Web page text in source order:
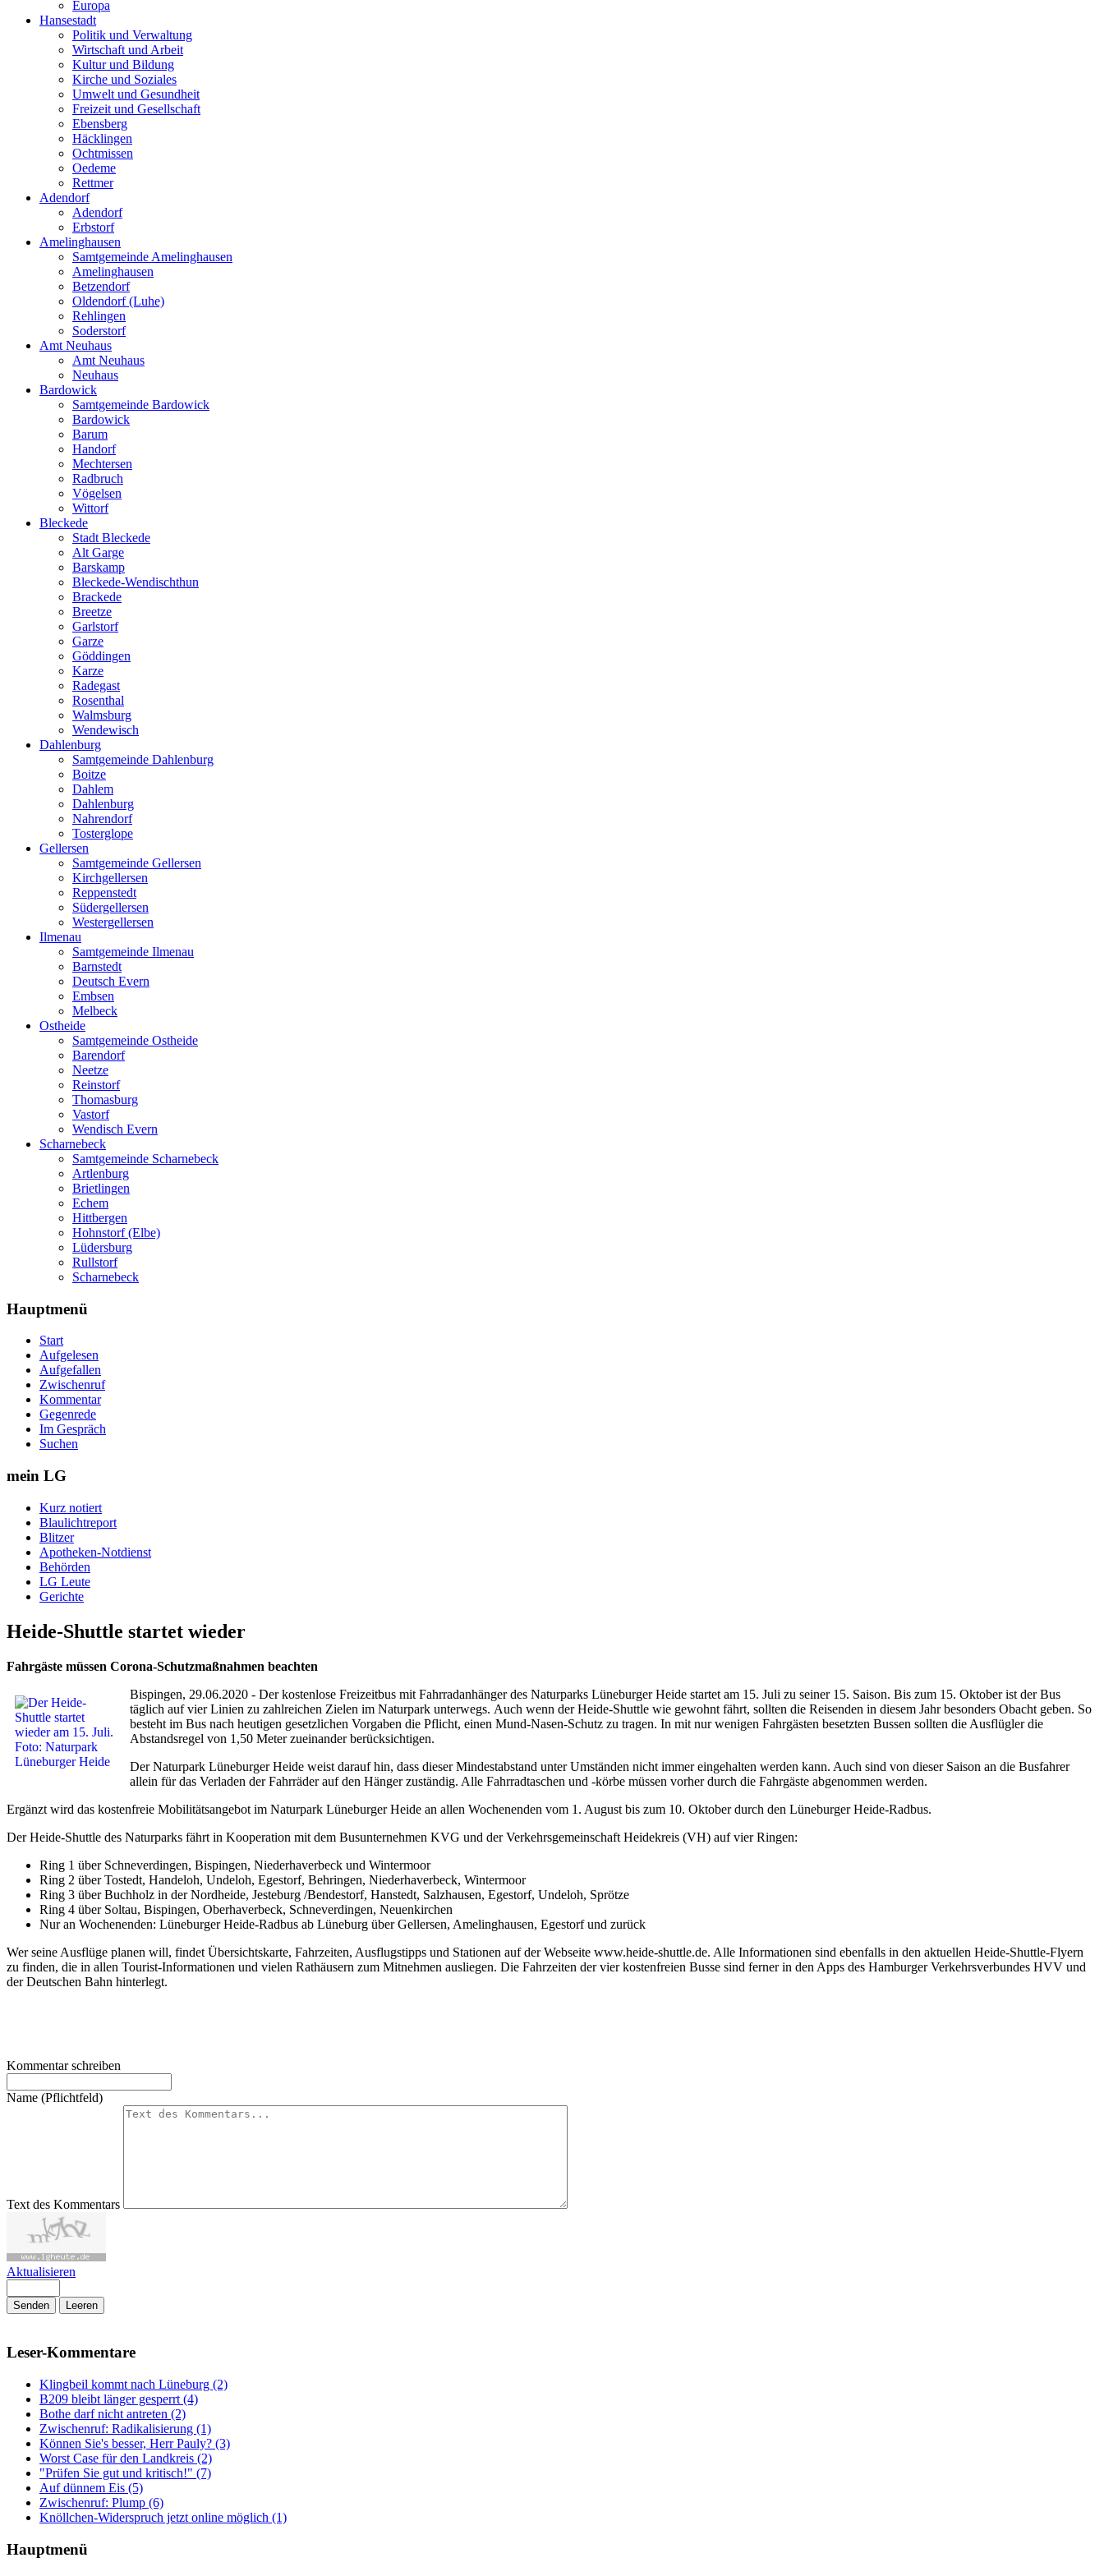
Europa
Hansestadt
Politik und Verwaltung
Wirtschaft und Arbeit
Kultur und Bildung
Kirche und Soziales
Umwelt und Gesundheit
Freizeit und Gesellschaft
Ebensberg
Häcklingen
Ochtmissen
Oedeme
Rettmer
Adendorf
Adendorf
Erbstorf
Amelinghausen
Samtgemeinde Amelinghausen
Amelinghausen
Betzendorf
Oldendorf (Luhe)
Rehlingen
Soderstorf
Amt Neuhaus
Amt Neuhaus
Neuhaus
Bardowick
Samtgemeinde Bardowick
Bardowick
Barum
Handorf
Mechtersen
Radbruch
Vögelsen
Wittorf
Bleckede
Stadt Bleckede
Alt Garge
Barskamp
Bleckede-Wendischthun
Brackede
Breetze
Garlstorf
Garze
Göddingen
Karze
Radegast
Rosenthal
Walmsburg
Wendewisch
Dahlenburg
Samtgemeinde Dahlenburg
Boitze
Dahlem
Dahlenburg
Nahrendorf
Tosterglope
Gellersen
Samtgemeinde Gellersen
Kirchgellersen
Reppenstedt
Südergellersen
Westergellersen
Ilmenau
Samtgemeinde Ilmenau
Barnstedt
Deutsch Evern
Embsen
Melbeck
Ostheide
Samtgemeinde Ostheide
Barendorf
Neetze
Reinstorf
Thomasburg
Vastorf
Wendisch Evern
Scharnebeck
Samtgemeinde Scharnebeck
Artlenburg
Brietlingen
Echem
Hittbergen
Hohnstorf (Elbe)
Lüdersburg
Rullstorf
Scharnebeck
Hauptmenü
Start
Aufgelesen
Aufgefallen
Zwischenruf
Kommentar
Gegenrede
Im Gespräch
Suchen
mein LG
Kurz notiert
Blaulichtreport
Blitzer
Apotheken-Notdienst
Behörden
LG Leute
Gerichte
Heide-Shuttle startet wieder
Fahrgäste müssen Corona-Schutzmaßnahmen beachten
Bispingen, 29.06.2020 - Der kostenlose Freizeitbus mit Fahrradanhänger des Naturparks Lüneburger Heide startet am 15. Juli zu seiner 15. Saison. Bis zum 15. Oktober ist der Bus
täglich auf vier Linien zu zahlreichen Zielen im Naturpark unterwegs. Auch wenn der Heide-Shuttle wie gewohnt fährt, sollten die Reisenden in diesem Jahr besonders Obacht geben. So
besteht im Bus nach heutigen gesetzlichen Vorgaben die Pflicht, einen Mund-Nasen-Schutz zu tragen. In mit nur wenigen Fahrgästen besetzten Bussen sollten die Ausflügler die
Abstandsregel von 1,50 Meter zueinander berücksichtigen.
Der Naturpark Lüneburger Heide weist darauf hin, dass dieser Mindestabstand unter Umständen nicht immer eingehalten werden kann. Auch sind von dieser Saison an die Busfahrer
allein für das Verladen der Fahrräder auf den Hänger zuständig. Alle Fahrradtaschen und -körbe müssen vorher durch die Fahrgäste abgenommen werden.
Ergänzt wird das kostenfreie Mobilitätsangebot im Naturpark Lüneburger Heide an allen Wochenenden vom 1. August bis zum 10. Oktober durch den Lüneburger Heide-Radbus.
Der Heide-Shuttle des Naturparks fährt in Kooperation mit dem Busunternehmen KVG und der Verkehrsgemeinschaft Heidekreis (VH) auf vier Ringen:
Ring 1 über Schneverdingen, Bispingen, Niederhaverbeck und Wintermoor
Ring 2 über Tostedt, Handeloh, Undeloh, Egestorf, Behringen, Niederhaverbeck, Wintermoor
Ring 3 über Buchholz in der Nordheide, Jesteburg /Bendestorf, Hanstedt, Salzhausen, Egestorf, Undeloh, Sprötze
Ring 4 über Soltau, Bispingen, Oberhaverbeck, Schneverdingen, Neuenkirchen
Nur an Wochenenden: Lüneburger Heide-Radbus ab Lüneburg über Gellersen, Amelinghausen, Egestorf und zurück
Wer seine Ausflüge planen will, findet Übersichtskarte, Fahrzeiten, Ausflugstipps und Stationen auf der Webseite www.heide-shuttle.de. Alle Informationen sind ebenfalls in den aktuellen Heide-Shuttle-Flyern
zu finden, die in allen Tourist-Informationen und vielen Rathäusern zum Mitnehmen ausliegen. Die Fahrzeiten der vier kostenfreien Busse sind ferner in den Apps des Hamburger Verkehrsverbundes HVV und
der Deutschen Bahn hinterlegt.
Kommentar schreiben
Name (Pflichtfeld)
Text des Kommentars
Aktualisieren
Senden Leeren
Leser-Kommentare
Klingbeil kommt nach Lüneburg (2)
B209 bleibt länger gesperrt (4)
Bothe darf nicht antreten (2)
Zwischenruf: Radikalisierung (1)
Können Sie's besser, Herr Pauly? (3)
Worst Case für den Landkreis (2)
"Prüfen Sie gut und kritisch!" (7)
Auf dünnem Eis (5)
Zwischenruf: Plump (6)
Knöllchen-Widerspruch jetzt online möglich (1)
Hauptmenü